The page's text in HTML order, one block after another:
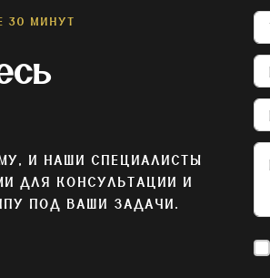
30 МИНУТ
И НАШИ СПЕЦИАЛИСТЫ
ДЛЯ КОНСУЛЬТАЦИИ И
ПОД ВАШИ ЗАДАЧИ.